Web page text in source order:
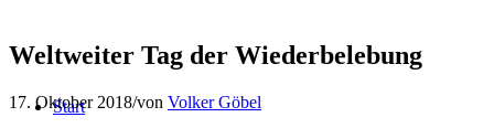
Start
Weltweiter Tag der Wiederbelebung
17. Oktober 2018/von Volker Göbel